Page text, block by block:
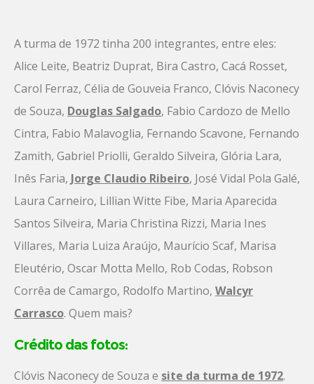
A turma de 1972 tinha 200 integrantes, entre eles:
Alice Leite, Beatriz Duprat, Bira Castro, Cacá Rosset,
Carol Ferraz, Célia de Gouveia Franco, Clóvis Naconecy
de Souza, Douglas Salgado, Fabio Cardozo de Mello
Cintra, Fabio Malavoglia, Fernando Scavone, Fernando
Zamith, Gabriel Priolli, Geraldo Silveira, Glória Lara,
Inês Faria, Jorge Claudio Ribeiro, José Vidal Pola Galé,
Laura Carneiro, Lillian Witte Fibe, Maria Aparecida
Santos Silveira, Maria Christina Rizzi, Maria Ines
Villares, Maria Luiza Araújo, Maurício Scaf, Marisa
Eleutério, Oscar Motta Mello, Rob Codas, Robson
Corrêa de Camargo, Rodolfo Martino, Walcyr
Carrasco. Quem mais?
Crédito das fotos:
Clóvis Naconecy de Souza e site da turma de 1972.